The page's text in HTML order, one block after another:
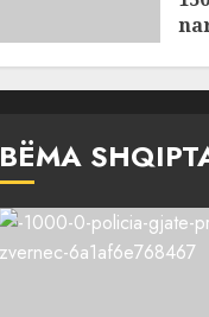
BËMA